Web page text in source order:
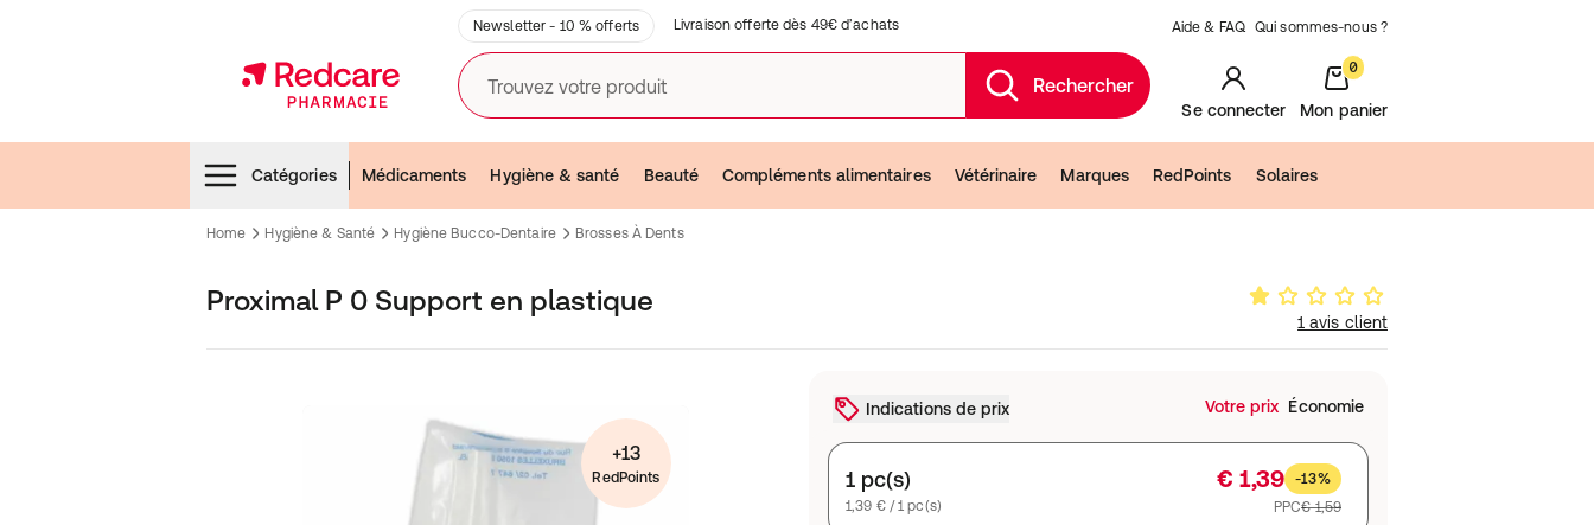
Newsletter - 10 % offerts Livraison offerte dès 49€ d’achats Aide & FAQ Qui sommes-nous ?
Trouvez votre produit Rechercher
Se connecter
0
Mon panier
Catégories
Médicaments Hygiène & santé Beauté Compléments alimentaires Vétérinaire Marques RedPoints Solaires
Home Hygiène & Santé Hygiène Bucco-Dentaire Brosses À Dents
Proximal P 0 Support en plastique
1 avis client
+13
RedPoints
Indications de prix Votre prix Économie
1 pc(s)
1,39 € / 1 pc(s)
€ 1,39
-13%
PPC€ 1,59